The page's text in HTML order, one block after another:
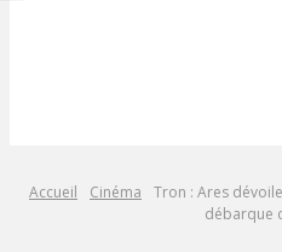
Accueil Cinéma
Tron : Ares
débarque